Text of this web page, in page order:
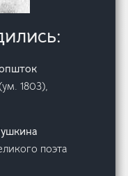
1803),
поэта